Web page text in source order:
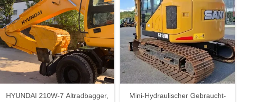
HYUNDAI 210W-7 Altradbagger,
Mini-Hydraulischer Gebraucht-